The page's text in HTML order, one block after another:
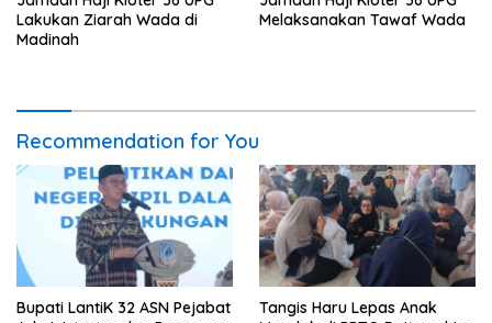
Lakukan Ziarah Wada di
Madinah
Melaksanakan Tawaf Wada
Recommendation for You
Bupati LantiK 32 ASN Pejabat
Tangis Haru Lepas Anak